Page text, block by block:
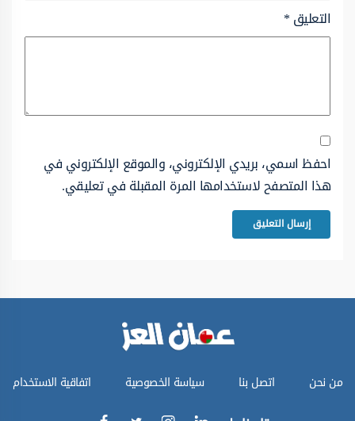
التعليق*
احفظ اسمي، بريدي الإلكتروني، والموقع الإلكتروني في
هذا المتصفح لاستخدامها المرة المقبلة في تعليقي.
من نحن اتصل بنا سياسة الخصوصية اتفاقية الاستخدام